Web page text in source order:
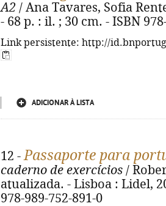
A2 / Ana Tavares, Sofia
- 68 p. : il. ; 30 cm. - ISBN
Link persistente: http://
ADICIONAR À LISTA
12 -Passaporte para
caderno de exercícios /
atualizada. - Lisboa : Lidel,
978-989-752-891-0